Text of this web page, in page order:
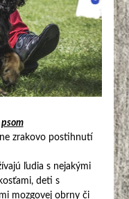
zrakovo postihnutí
ľudia s nejakými
deti s
mozgovej obrny či